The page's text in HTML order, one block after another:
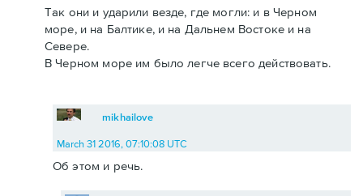
Так они и ударили везде, где могли: и в Черном
море, и на Балтике, и на Дальнем Востоке и на
Севере.
В Черном море им было легче всего действовать.
mikhailove
March 31 2016, 07:10:08 UTC
Об этом и речь.